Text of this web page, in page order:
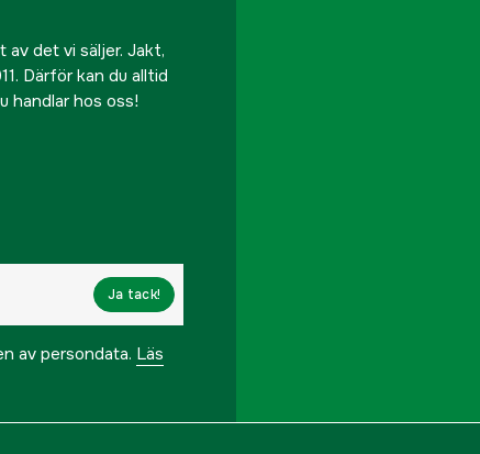
av det vi säljer. Jakt,
Därför kan du alltid
handlar hos oss!
Ja tack!
av persondata. Läs